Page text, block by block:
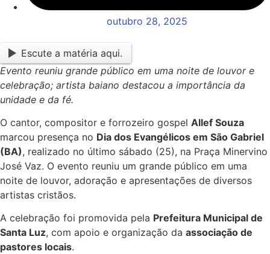
outubro 28, 2025
Escute a matéria aqui.
Evento reuniu grande público em uma noite de louvor e
celebração; artista baiano destacou a importância da
unidade e da fé.
O cantor, compositor e forrozeiro gospel Allef Souza
marcou presença no Dia dos Evangélicos em São Gabriel
(BA), realizado no último sábado (25), na Praça Minervino
José Vaz. O evento reuniu um grande público em uma
noite de louvor, adoração e apresentações de diversos
artistas cristãos.
A celebração foi promovida pela Prefeitura Municipal de
Santa Luz, com apoio e organização da associação de
pastores locais.